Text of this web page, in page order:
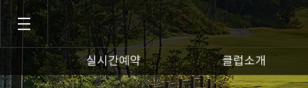
실시간예약 클럽소개